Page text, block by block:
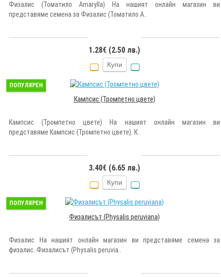
Физалис (Томатило Amarylla) На нашият онлайн магазин ви
представяме семена за Физалис (Томатило A..
1.28€ (2.50 лв.)
Купи
ПОПУЛЯРЕН
Кампсис (Тромпетно цвете)
Кампсис (Тромпетно цвете) На нашият онлайн магазин ви
представяме Кампсис (Тромпетно цвете). К..
3.40€ (6.65 лв.)
Купи
ПОПУЛЯРЕН
Физалисът (Physalis peruviana)
Физалис На нашият онлайн магазин ви представяме семена за
физалис. Физалисът (Physalis peruvia..